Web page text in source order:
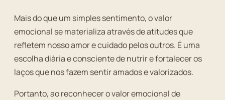
Mais do que um simples sentimento, o valor
emocional se materializa através de atitudes que
refletem nosso amor e cuidado pelos outros. É uma
escolha diária e consciente de nutrir e fortalecer os
laços que nos fazem sentir amados e valorizados.
Portanto, ao reconhecer o valor emocional de